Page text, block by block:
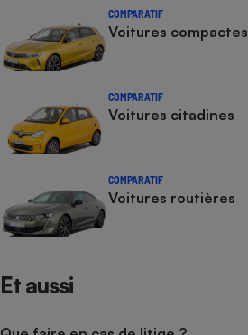
COMPARATIF
Voitures compactes
COMPARATIF
Voitures citadines
COMPARATIF
Voitures routières
Et aussi